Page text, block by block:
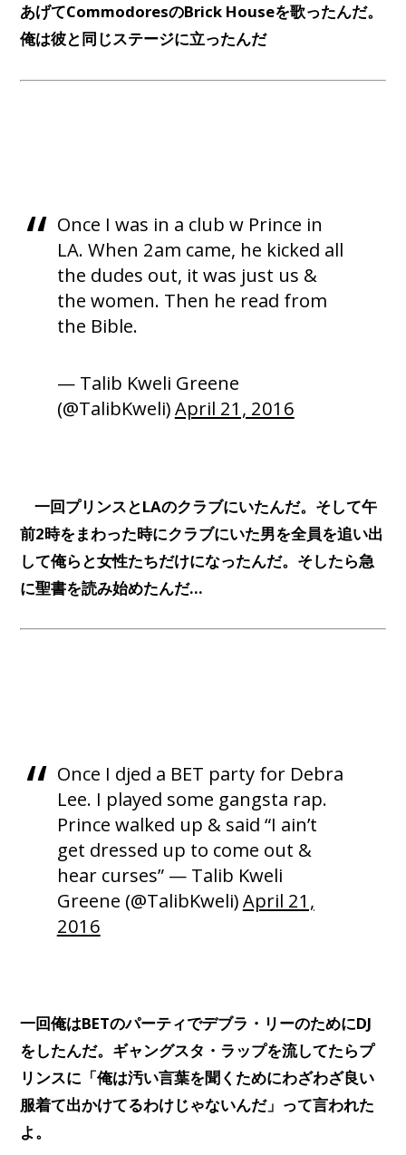
あげてCommodoresのBrick Houseを歌ったんだ。
俺は彼と同じステージに立ったんだ
Once I was in a club w Prince in
LA. When 2am came, he kicked all
the dudes out, it was just us &
the women. Then he read from
the Bible.
— Talib Kweli Greene
(@TalibKweli)April 21, 2016
一回プリンスとLAのクラブにいたんだ。そして午
前2時をまわった時にクラブにいた男を全員を追い出
して俺らと女性たちだけになったんだ。そしたら急
に聖書を読み始めたんだ…
Once I djed a BET party for Debra
Lee. I played some gangsta rap.
Prince walked up & said “I ain’t
get dressed up to come out &
hear curses” — Talib Kweli
Greene (@TalibKweli)April 21,
2016
一回俺はBETのパーティでデブラ・リーのためにDJ
をしたんだ。ギャングスタ・ラップを流してたらプ
リンスに「俺は汚い言葉を聞くためにわざわざ良い
服着て出かけてるわけじゃないんだ」って言われた
よ。